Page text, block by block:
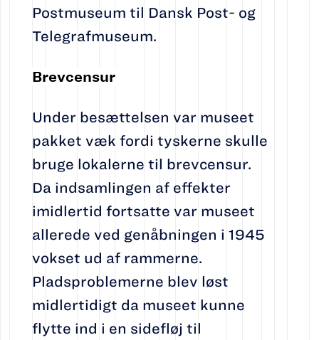
Postmuseum til Dansk Post- og
Telegrafmuseum.
Brevcensur
Under besættelsen var museet
pakket væk fordi tyskerne skulle
bruge lokalerne til brevcensur.
Da indsamlingen af effekter
imidlertid fortsatte var museet
allerede ved genåbningen i 1945
vokset ud af rammerne.
Pladsproblemerne blev løst
midlertidigt da museet kunne
flytte ind i en sidefløj til